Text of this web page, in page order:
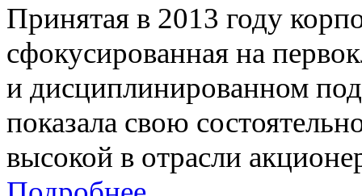
Принятая в 2013 году
сфокусированная на
и дисциплинированном
показала свою
высокой в отрасли